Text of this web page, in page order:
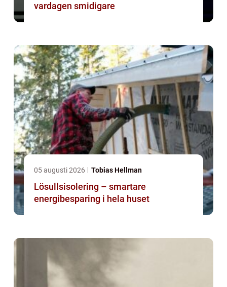
vardagen smidigare
05 augusti 2026 Tobias Hellman
Lösullsisolering – smartare
energibesparing i hela huset